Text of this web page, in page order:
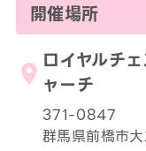
開催場所
ロイヤルチ
ャーチ
371-0847
群馬県前橋市